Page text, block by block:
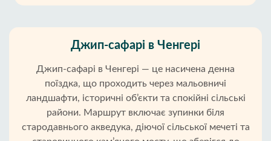
Джип-сафарі в Ченгері
Джип-сафарі в Ченгері — це насичена денна
поїздка, що проходить через мальовничі
ландшафти, історичні об’єкти та спокійні сільські
райони. Маршрут включає зупинки біля
стародавнього акведука, діючої сільської мечеті та